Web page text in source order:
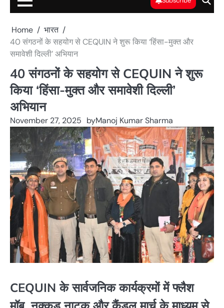
Home
भारत
40 संगठनों के सहयोग से CEQUIN ने शुरू किया ‘हिंसा-मुक्त और
समावेशी दिल्ली’ अभियान
40 संगठनों के सहयोग से CEQUIN ने शुरू
किया ‘हिंसा-मुक्त और समावेशी दिल्ली’
अभियान
November 27, 2025 byManoj Kumar Sharma
CEQUIN के सार्वजनिक कार्यक्रमों में फ्लैश